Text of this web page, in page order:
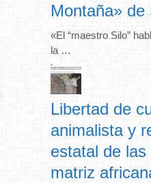
Montaña» de
«El “maestro Silo”
la …
Libertad de
animalista y
estatal de
matriz